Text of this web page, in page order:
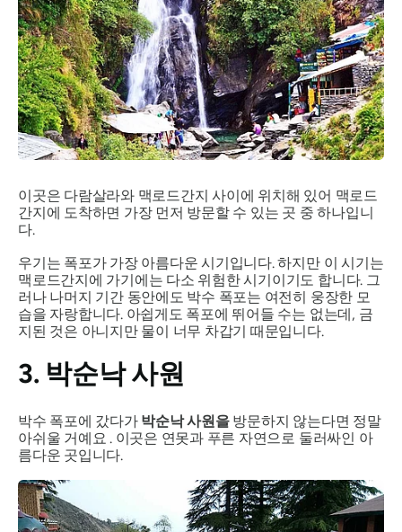
이곳은 다람살라와 맥로드간지 사이에 위치해 있어 맥로드
간지에 도착하면 가장 먼저 방문할 수 있는 곳 중 하나입니
다.
우기는 폭포가 가장 아름다운 시기입니다. 하지만 이 시기는
맥로드간지에 가기에는 다소 위험한 시기이기도 합니다. 그
러나 나머지 기간 동안에도 박수 폭포는 여전히 웅장한 모
습을 자랑합니다. 아쉽게도 폭포에 뛰어들 수는 없는데, 금
지된 것은 아니지만 물이 너무 차갑기 때문입니다.
3. 박순낙 사원
박수 폭포에 갔다가 박순낙 사원을방문하지 않는다면 정말
아쉬울 거예요 . 이곳은 연못과 푸른 자연으로 둘러싸인 아
름다운 곳입니다.